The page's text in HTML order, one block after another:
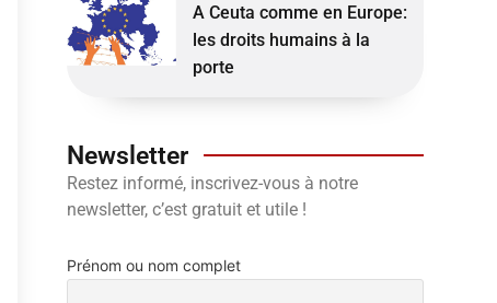
A Ceuta comme en Europe:
les droits humains à la
porte
Newsletter
Restez informé, inscrivez-vous à notre
newsletter, c’est gratuit et utile !
Prénom ou nom complet